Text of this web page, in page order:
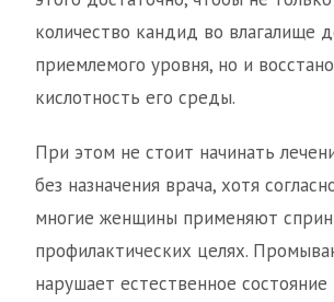
количество кандид во влагалище
приемлемого уровня, но и
кислотность его среды.
При этом не стоит начинать
без назначения врача, хотя
многие женщины применяют
профилактических целях.
нарушает естественное